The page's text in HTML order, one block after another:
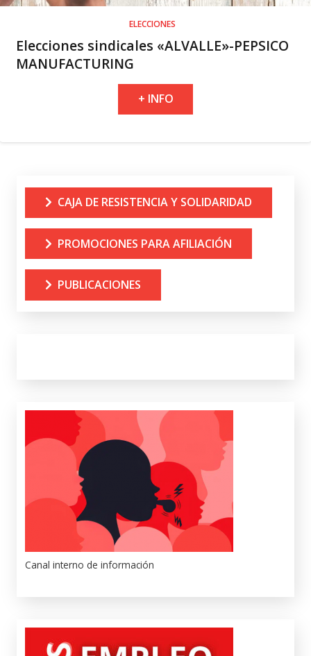
ELECCIONES
Elecciones sindicales «ALVALLE»-PEPSICO
MANUFACTURING
+ INFO
CAJA DE RESISTENCIA Y SOLIDARIDAD
PROMOCIONES PARA AFILIACIÓN
PUBLICACIONES
Canal interno de información